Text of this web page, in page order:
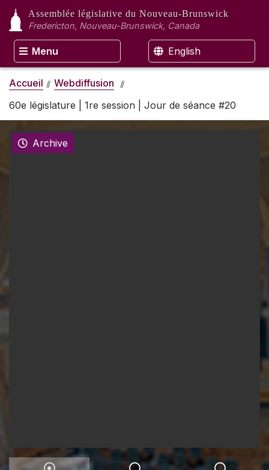
Assemblée législative du Nouveau-Brunswick
Fredericton, Nouveau-Brunswick, Canada
Menu English
Accueil
Webdiffusion
60e législature | 1re session | Jour de séance #20
Archive